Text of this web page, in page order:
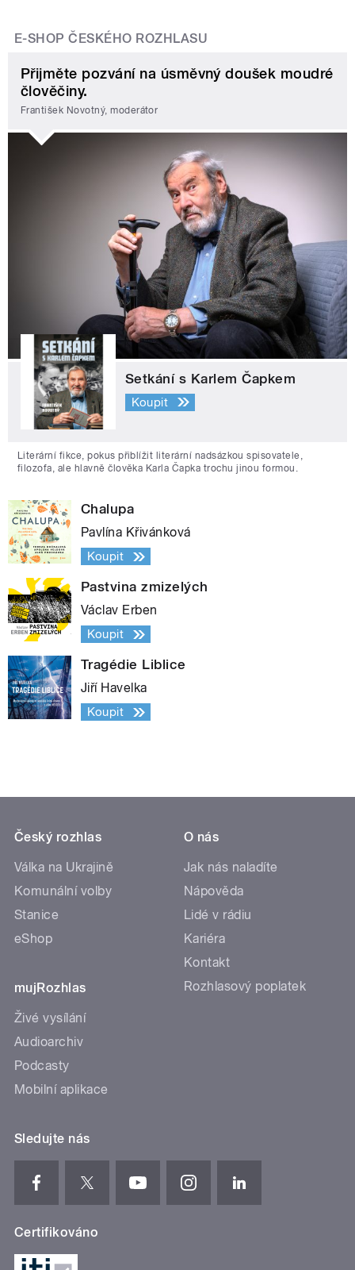
E-SHOP ČESKÉHO ROZHLASU
Přijměte pozvání na úsměvný doušek moudré
člověčiny.
František Novotný, moderátor
Setkání s Karlem Čapkem
Koupit
Literární fikce, pokus přiblížit literární nadsázkou spisovatele,
filozofa, ale hlavně člověka Karla Čapka trochu jinou formou.
Chalupa
Pavlína Křivánková
Koupit
Pastvina zmizelých
Václav Erben
Koupit
Tragédie Liblice
Jiří Havelka
Koupit
Český rozhlas
Válka na Ukrajině
Komunální volby
Stanice
eShop
mujRozhlas
Živé vysílání
Audioarchiv
Podcasty
Mobilní aplikace
O nás
Jak nás naladíte
Nápověda
Lidé v rádiu
Kariéra
Kontakt
Rozhlasový poplatek
Sledujte nás
Certifikováno